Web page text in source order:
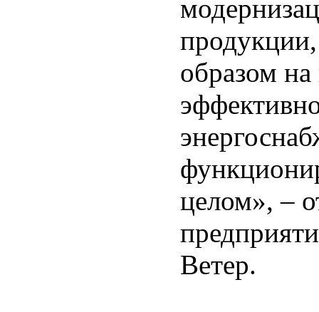
образом
целом», –
Ветер.